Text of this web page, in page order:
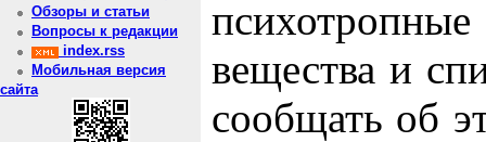
Обзоры и статьи
Вопросы к редакции
index.rss
Мобильная версия
сайта
вещества и
сообщать об